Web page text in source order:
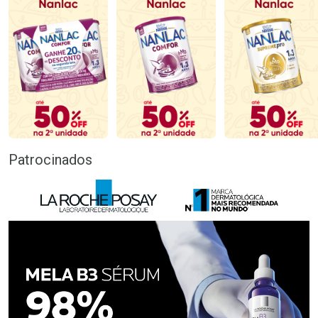
Patrocinados